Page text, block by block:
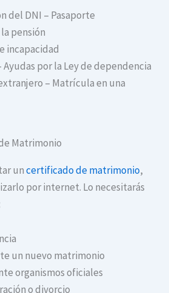
del DNI – Pasaporte
pensión
incapacidad
por la Ley de dependencia
– Matrícula en una
Matrimonio
uncertificado de matrimonio,
por internet. Lo necesitarás
un nuevo matrimonio
organismos oficiales
o divorcio